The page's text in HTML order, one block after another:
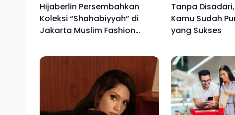
Hijaberlin Persembahkan
Koleksi “Shahabiyyah” di
Jakarta Muslim Fashion
Tanpa
Kamu Sudah
yang Sukses